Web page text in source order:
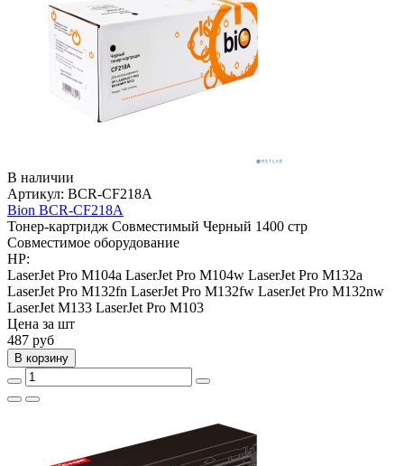
В наличии
Артикул: BCR-CF218A
Bion BCR-CF218A
Тонер-картридж Совместимый Черный 1400 стр
Совместимое оборудование
HP:
LaserJet Pro M104a LaserJet Pro M104w LaserJet Pro M132a
LaserJet Pro M132fn LaserJet Pro M132fw LaserJet Pro M132nw
LaserJet M133 LaserJet Pro M103
Цена за шт
487 руб
В корзину